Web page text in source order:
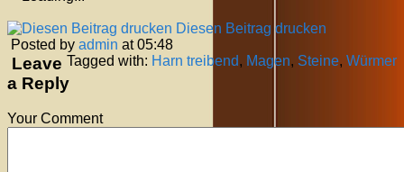
Diesen Beitrag drucken
Posted by admin at 05:48
Tagged with: Harn treibend, Magen, Steine, Würmer
Leave
a Reply
Your Comment